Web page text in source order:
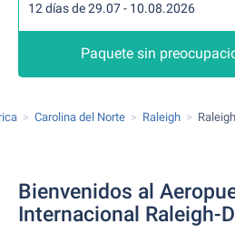
12 días de 29.07 - 10.08.2026
Paquete sin
Carolina del Norte Raleigh
Bienvenidos al
Internacional Raleigh-